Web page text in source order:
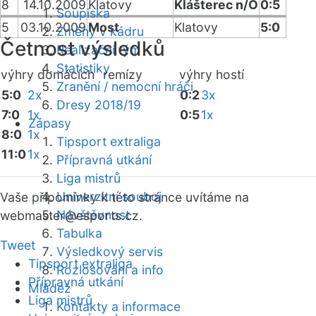
Soupiska
Změny v kádru
Realizační tým
Statistiky
Zranění / nemocní hráči
Dresy 2018/19
Zápasy
Tipsport extraliga
Přípravná utkání
Liga mistrů
Univerzitní souboj
Návštěvnost
Tabulka
Výsledkový servis
Rozlosování a info
Mládež
Kontakty a informace
8
14.10.2009 Klatovy Klášterec n/O 0:5
5
03.10.2009Most Klatovy 5:0
Četnost výsledků
výhry domácíchremízy výhry hostí
5:0 2x
7:0 1x
8:0 1x
11:01x
0:23x
0:51x
Vaše připomínky k této stránce uvítáme na
webmaster@esports.cz.
Tweet
Tipsport extraliga
Přípravná utkání
Liga mistrů